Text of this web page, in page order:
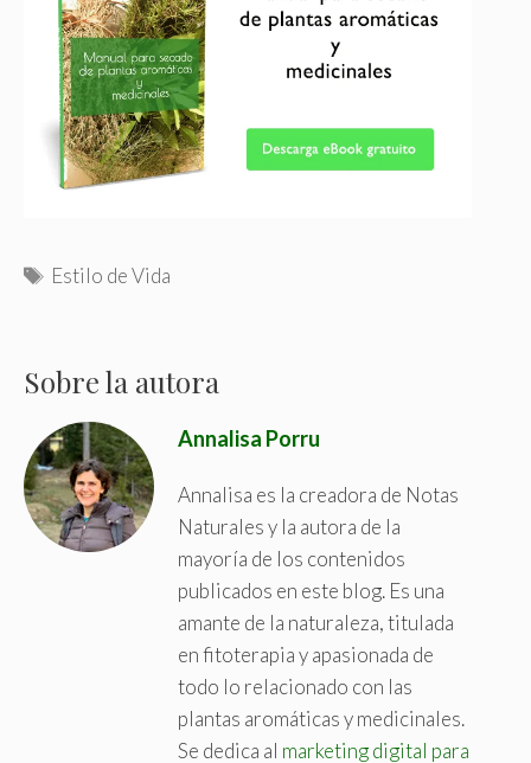
T
Estilo de Vida
Sobre la autora
Annalisa Porru
Annalisa es la creadora de Notas
Naturales y la autora de la
mayoría de los contenidos
publicados en este blog. Es una
amante de la naturaleza, titulada
en fitoterapia y apasionada de
todo lo relacionado con las
plantas aromáticas y medicinales.
Se dedica al marketing digital para